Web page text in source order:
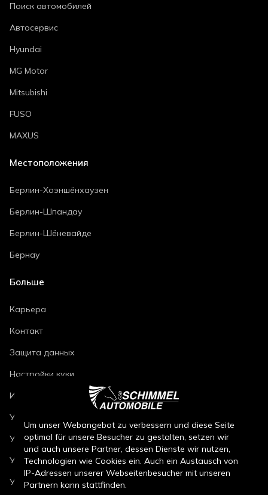
Поиск автомобилей
Автосервис
Hyundai
MG Motor
Mitsubishi
FUSO
MAXUS
Местоположения
Берлин-Хоэншёнхаузен
Берлин-Шпандау
Берлин-Шёневайде
Бернау
Больше
Карьера
Контакт
Защита данных
Настройки куки
Импринт
Условия ремонта автомобилей
Условия продажи новых автомобилей
Условия продажи подержанных автомобилей
Условия продажи запчастей
Um unser Webangebot zu verbessern und diese Seite
optimal für unsere Besucher zu gestalten, setzen wir
und auch unsere Partner, dessen Dienste wir nutzen,
Technologien wie Cookies ein. Auch ein Austausch von
IP-Adressen unserer Webseitenbesucher mit unseren
Partnern kann stattfinden.